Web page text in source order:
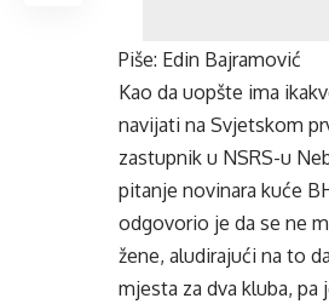
Piše: Edin Bajramović
Kao da uopšte ima
navijati na Svjetskom
zastupnik u NSRS-u
pitanje novinara kuće
odgovorio je da se ne
žene, aludirajući na to
mjesta za dva kluba, pa